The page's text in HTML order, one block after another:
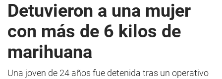
Detuvieron a una mujer
con más de 6 kilos de
marihuana
Una joven de 24 años fue detenida tras un operativo